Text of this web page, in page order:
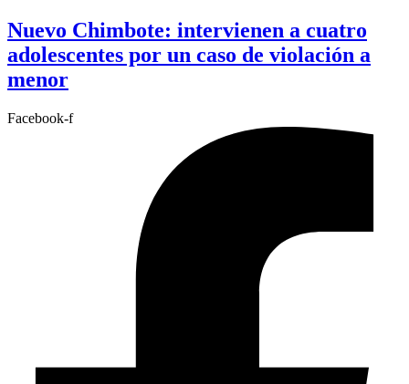
Nuevo Chimbote: intervienen a cuatro
adolescentes por un caso de violación a
menor
Facebook-f